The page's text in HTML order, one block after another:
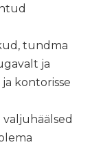
tundma
ja
kontorisse